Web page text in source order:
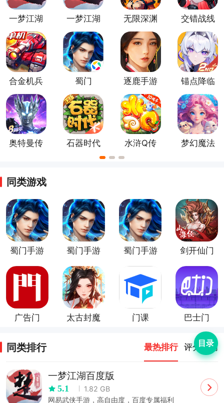
一梦江湖
百度版
一梦江湖
正式版
无限深渊
手游
交错战线
官方正版
合金机兵
官方版
蜀门 逐鹿手游
锚点降临
手游
奥特曼传
石器时代
觉醒最新
水浒Q传
梦幻魔法
同类游戏
蜀门手游
蜀门手游
蜀门手游
户端
剑开仙门
广告门
太古封魔
门课
巴士门
app
同类排行 最热排行 评分最高
一梦江湖百度版
5.1
1.82 GB
网易武侠手游，高自由度，百度专属福利
目录